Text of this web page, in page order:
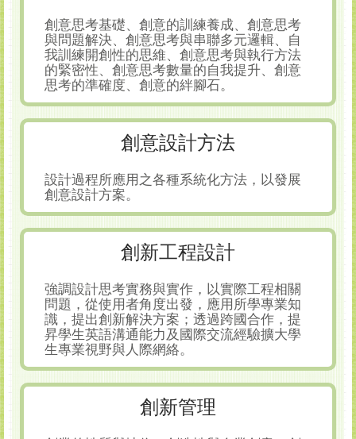
創意思考基礎、創意的訓練養成、創意思考
與問題解決、創意思考與串聯多元邏輯、自
我訓練開創性的思維、創意思考與執行方法
的緊密性、創意思考數量的自我提升、創意
思考的準確度、創意的絆腳石。
創意設計方法
設計過程所應用之各種系統化方法，以發展
創意設計方案。
創新工程設計
強調設計思考實務與實作，以實際工程相關
問題，從使用者角度出發，應用所學專業知
識，提出創新解決方案；透過跨國合作，提
昇學生英語溝通能力及國際交流經驗擴大學
生專業視野與人際網絡。
創新管理